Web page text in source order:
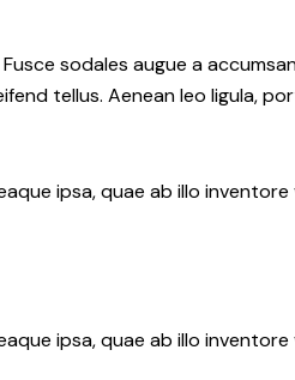
sodales augue a
tellus. Aenean leo ligula,
ipsa, quae ab illo
ipsa, quae ab illo